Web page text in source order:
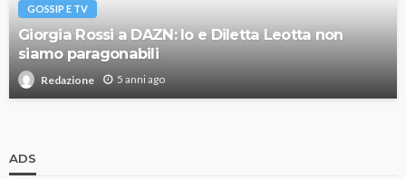
GOSSIP E TV
Giorgia Rossi a DAZN: Io e Diletta Leotta non
siamo paragonabili
Redazione 5 anni ago
ADS